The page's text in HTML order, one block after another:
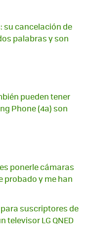
su cancelación de
palabras y son
pueden tener
Phone (4a) son
ponerle cámaras
probado y me han
suscriptores de
televisor LG QNED